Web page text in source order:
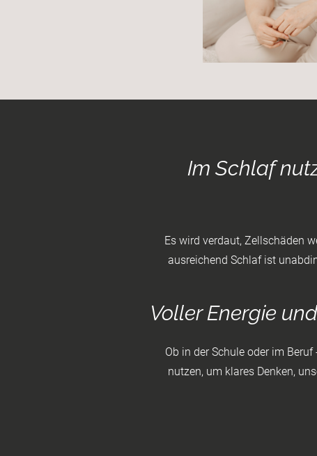
Im Schlaf
Es wird verdaut, Zellschäden
ausreichend Schlaf ist
Voller Energie
Ob in der Schule oder im
nutzen, um klares Denken,